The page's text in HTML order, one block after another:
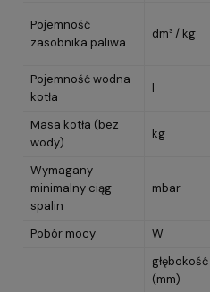
Pojemność
zasobnika paliwa
dm³ / kg
Pojemność wodna
kotła
l
Masa kotła (bez
wody)
kg
Wymagany
minimalny ciąg
spalin
mbar
Pobór mocy W
głębokość
(mm)